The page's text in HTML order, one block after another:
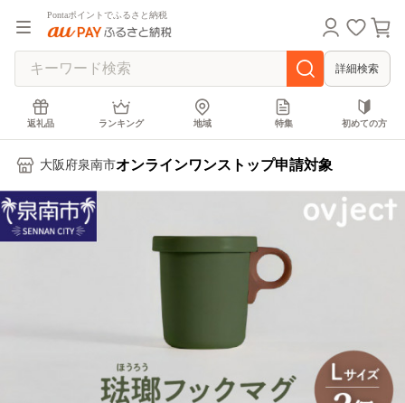
Pontaポイントでふるさと納税
詳細検索
返礼品 ランキング 地域 特集 初めての方
大阪府泉南市オンラインワンストップ申請対象